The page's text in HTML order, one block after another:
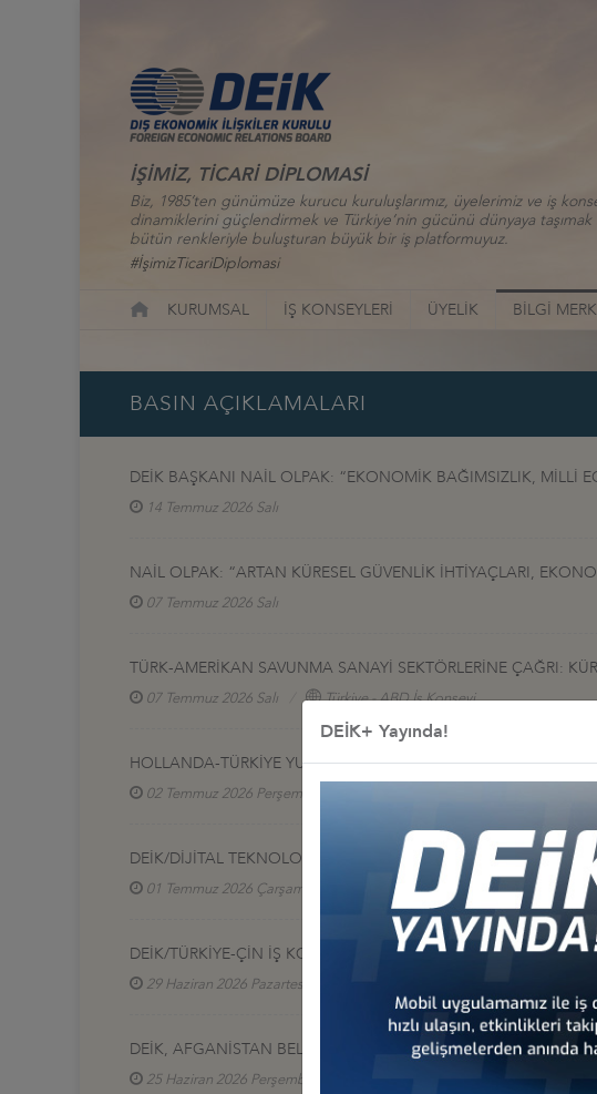
İŞİMİZ, TİCARİ DİPLOMASİ
Biz, 1985’ten günümüze kurucu kuruluşlarımız, üyelerimiz ve iş
dinamiklerini güçlendirmek ve Türkiye’nin gücünü dünyaya
bütün renkleriyle buluşturan büyük bir iş platformuyuz.
#İşimizTicariDiplomasi
KURUMSAL İŞ KONSEYLERİ ÜYELİK BİLGİ
BASIN AÇIKLAMALARI
DEİK BAŞKANI NAİL OLPAK: “EKONOMİK BAĞIMSIZLIK, MİLLİ
14 Temmuz 2026 Salı
NAİL OLPAK: “ARTAN KÜRESEL GÜVENLİK İHTİYAÇLARI,
07 Temmuz 2026 Salı
TÜRK-AMERİKAN SAVUNMA SANAYİ SEKTÖRLERİNE ÇAĞRI:
07 Temmuz 2026 Salı Türkiye - ABD İş Konseyi
HOLLANDA-TÜRKİYE YUVARLAK MASA TOPLANTISI, LAHEY’DE
02 Temmuz 2026 Perşembe
DEİK/DİJİTAL TEKNOLOJİLER İŞ KONSEYİ, DIGITALEUROPE
01 Temmuz 2026 Çarşamba Dijital Teknolojiler İş Konseyi
DEİK/TÜRKİYE-ÇİN İŞ KONSEYİ, PEKİN’E HEYET ZİYARETİ
29 Haziran 2026 Pazartesi
DEİK, AFGANİSTAN BELH VİLAYETİ İŞ İNSANLARI HEYETİ İLE
25 Haziran 2026 Perşembe
DEİK+ Yayında!